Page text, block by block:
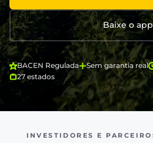
Baixe o app
BACEN Regulada Sem garantia real
27 estados
INVESTIDORES E